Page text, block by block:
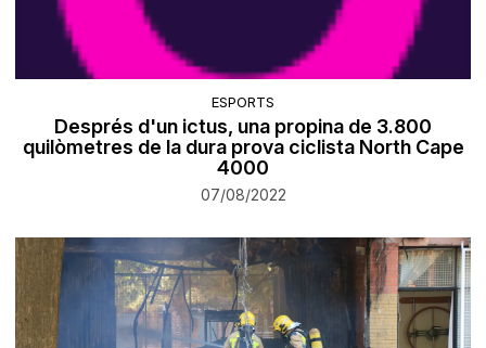
ESPORTS
Després d'un ictus, una propina de 3.800
quilòmetres de la dura prova ciclista North Cape
4000
07/08/2022